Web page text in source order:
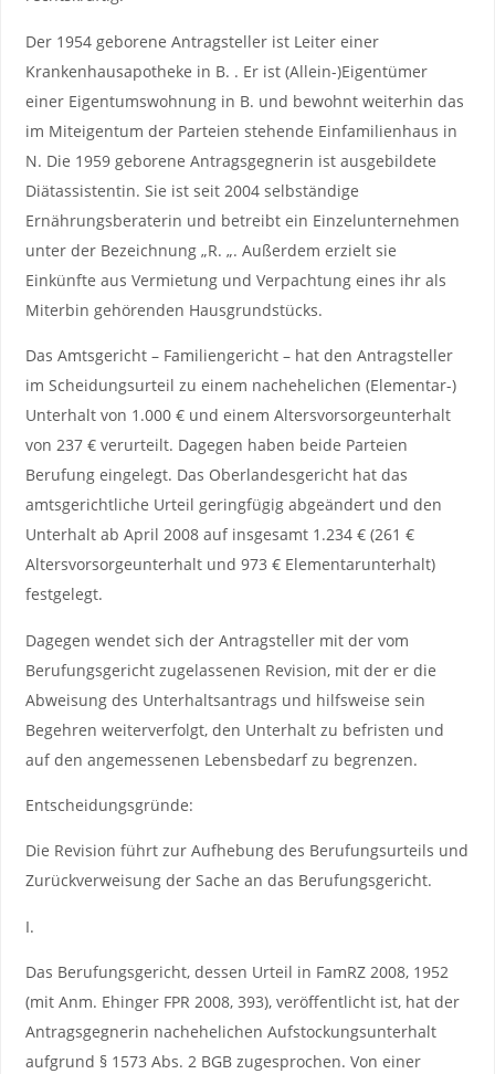
Der 1954 geborene Antragsteller ist Leiter einer
Krankenhausapotheke in B. . Er ist (Allein-)Eigentümer
einer Eigentumswohnung in B. und bewohnt weiterhin das
im Miteigentum der Parteien stehende Einfamilienhaus in
N. Die 1959 geborene Antragsgegnerin ist ausgebildete
Diätassistentin. Sie ist seit 2004 selbständige
Ernährungsberaterin und betreibt ein Einzelunternehmen
unter der Bezeichnung „R. „. Außerdem erzielt sie
Einkünfte aus Vermietung und Verpachtung eines ihr als
Miterbin gehörenden Hausgrundstücks.
Das Amtsgericht – Familiengericht – hat den Antragsteller
im Scheidungsurteil zu einem nachehelichen (Elementar-)
Unterhalt von 1.000 € und einem Altersvorsorgeunterhalt
von 237 € verurteilt. Dagegen haben beide Parteien
Berufung eingelegt. Das Oberlandesgericht hat das
amtsgerichtliche Urteil geringfügig abgeändert und den
Unterhalt ab April 2008 auf insgesamt 1.234 € (261 €
Altersvorsorgeunterhalt und 973 € Elementarunterhalt)
festgelegt.
Dagegen wendet sich der Antragsteller mit der vom
Berufungsgericht zugelassenen Revision, mit der er die
Abweisung des Unterhaltsantrags und hilfsweise sein
Begehren weiterverfolgt, den Unterhalt zu befristen und
auf den angemessenen Lebensbedarf zu begrenzen.
Entscheidungsgründe:
Die Revision führt zur Aufhebung des Berufungsurteils und
Zurückverweisung der Sache an das Berufungsgericht.
I.
Das Berufungsgericht, dessen Urteil in FamRZ 2008, 1952
(mit Anm. Ehinger FPR 2008, 393), veröffentlicht ist, hat der
Antragsgegnerin nachehelichen Aufstockungsunterhalt
aufgrund § 1573 Abs. 2 BGB zugesprochen. Von einer